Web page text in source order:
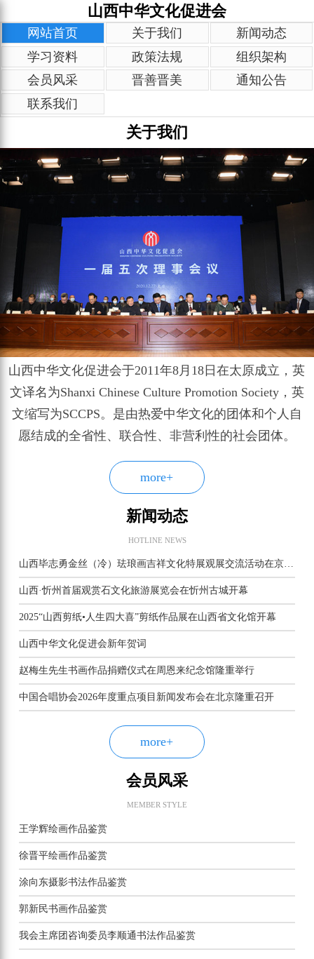
山西中华文化促进会
网站首页 关于我们
新闻动态
学习资料
政策法规
组织架构
会员风采
晋善晋美
通知公告
联系我们
关于我们
山西中华文化促进会于2011年8月18日在太原成立，英
文译名为Shanxi Chinese Culture Promotion Society，英
文缩写为SCCPS。是由热爱中华文化的团体和个人自
愿结成的全省性、联合性、非营利性的社会团体。
more+
新闻动态
HOTLINE NEWS
山西毕志勇金丝（冷）珐琅画吉祥文化特展观展交流活动在京举行
山西·忻州首届观赏石文化旅游展览会在忻州古城开幕
2025“山西剪纸•人生四大喜”剪纸作品展在山西省文化馆开幕
山西中华文化促进会新年贺词
赵梅生先生书画作品捐赠仪式在周恩来纪念馆隆重举行
中国合唱协会2026年度重点项目新闻发布会在北京隆重召开
more+
会员风采
MEMBER STYLE
王学辉绘画作品鉴赏
徐晋平绘画作品鉴赏
涂向东摄影书法作品鉴赏
郭新民书画作品鉴赏
我会主席团咨询委员李顺通书法作品鉴赏